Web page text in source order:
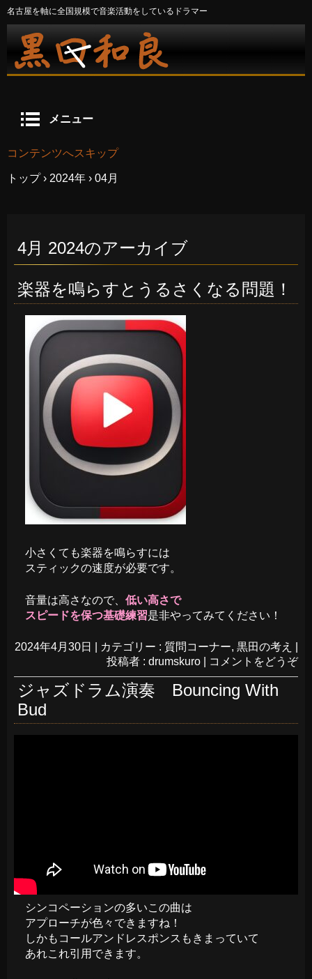
名古屋を軸に全国規模で音楽活動をしているドラマー
メニュー
コンテンツへスキップ
トップ › 2024年 › 04月
4月 2024のアーカイブ
楽器を鳴らすとうるさくなる問題！
小さくても楽器を鳴らすには
スティックの速度が必要です。
音量は高さなので、 低い高さで
スピードを保つ基礎練習是非やってみてください！
2024年4月30日 カテゴリー : 質問コーナー, 黒田の考え
投稿者 : drumskuro
コメントをどうぞ
ジャズドラム演奏 Bouncing With
Bud
シンコペーションの多いこの曲は
アプローチが色々できますね！
しかもコールアンドレスポンスもきまっていて
あれこれ引用できます。